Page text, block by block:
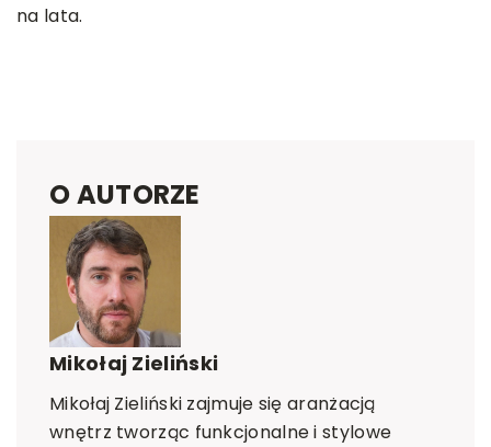
na lata.
O AUTORZE
Mikołaj Zieliński
Mikołaj Zieliński zajmuje się aranżacją
wnętrz tworząc funkcjonalne i stylowe